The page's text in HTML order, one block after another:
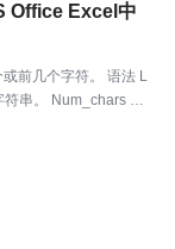
Office Excel中
前几个字符。 语法 L
符串。 Num_chars 指